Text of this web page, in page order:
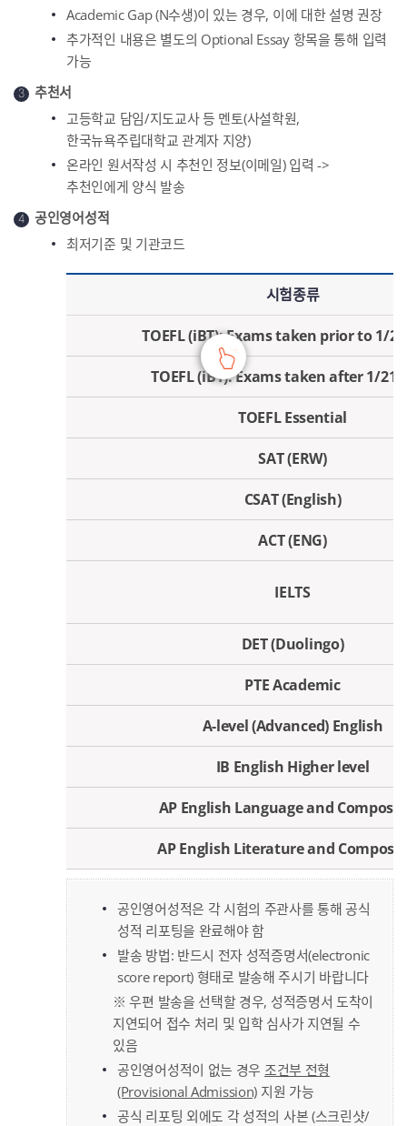
Academic Gap (N수생)이 있는 경우, 이에 대한 설명 권장
추가적인 내용은 별도의 Optional Essay 항목을 통해 입력
가능
3
추천서
고등학교 담임/지도교사 등 멘토(사설학원,
한국뉴욕주립대학교 관계자 지양)
온라인 원서작성 시 추천인 정보(이메일) 입력 ->
추천인에게 양식 발송
4
공인영어성적
최저기준 및 기관코드
Standardized English Test Scores - Test, Minimum Score, Institution Code
시험종류
TOEFL (iBT): Exams taken prior to 1/
TOEFL (iBT): Exams taken after 1/21/
TOEFL Essential
SAT (ERW)
CSAT (English)
ACT (ENG)
IELTS
DET (Duolingo)
PTE Academic
A-level (Advanced) English
IB English Higher level
AP English Language and
AP English Literature and
공인영어성적은 각 시험의 주관사를 통해 공식
성적 리포팅을 완료해야 함
발송 방법: 반드시 전자 성적증명서(electronic
score report) 형태로 발송해 주시기 바랍니다
※ 우편 발송을 선택할 경우, 성적증명서 도착이
지연되어 접수 처리 및 입학 심사가 지연될 수
있음
공인영어성적이 없는 경우 조건부 전형
(Provisional Admission) 지원 가능
공식 리포팅 외에도 각 성적의 사본 (스크린샷/